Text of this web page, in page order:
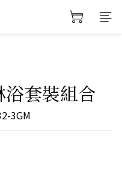
浴套裝組合
3GM